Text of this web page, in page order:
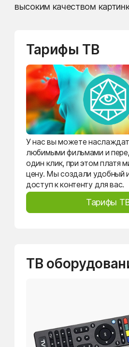
высоким качеством
Тарифы ТВ
У нас вы можете
любимыми фильмами и
один клик, при этом платя
цену. Мы создали удобный
доступ к контенту для вас.
Тарифы
ТВ